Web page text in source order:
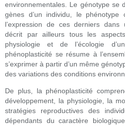
environnementales. Le génotype se
gènes d’un individu, le phénotype
l’expression de ces derniers
décrit par ailleurs tous les
physiologie et de l’écologie
phénoplasticité se résume à
s’exprimer à partir d’un même
des variations des conditions
De plus, la phénoplasticité
développement, la physiologie, la
stratégies reproductives des
dépendants du caractère